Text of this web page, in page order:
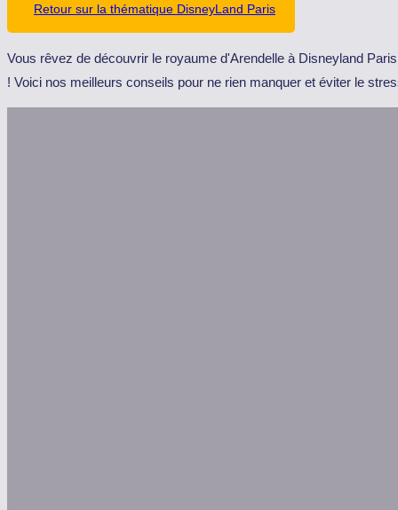
Retour sur la thématique DisneyLand Paris
Vous rêvez de découvrir le royaume d'Arendelle à Disneyland
! Voici nos meilleurs conseils pour ne rien manquer et éviter le